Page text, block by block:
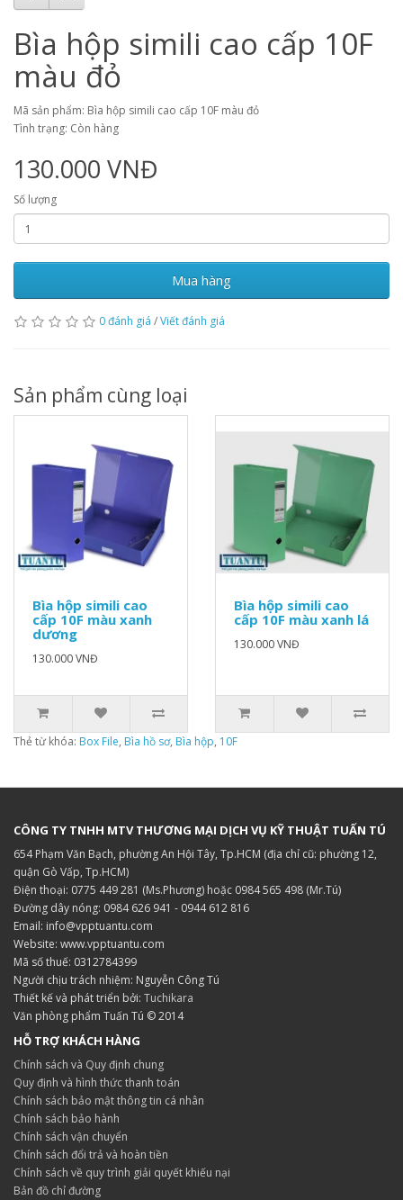
Bìa hộp simili cao cấp 10F
màu đỏ
Mã sản phẩm: Bìa hộp simili cao cấp 10F màu đỏ
Tình trạng: Còn hàng
130.000 VNĐ
Số lượng
Mua hàng
0 đánh giá /Viết đánh giá
Sản phẩm cùng loại
Bìa hộp simili cao
cấp 10F màu xanh
dương
130.000 VNĐ
Bìa hộp simili cao
cấp 10F màu xanh lá
130.000 VNĐ
Thẻ từ khóa: Box File, Bìa hồ sơ, Bìa hộp, 10F
CÔNG TY TNHH MTV THƯƠNG MẠI DỊCH VỤ KỸ THUẬT TUẤN TÚ
654 Phạm Văn Bạch, phường An Hội Tây, Tp.HCM (địa chỉ cũ: phường 12,
quận Gò Vấp, Tp.HCM)
Điện thoại: 0775 449 281 (Ms.Phương) hoặc 0984 565 498 (Mr.Tú)
Đường dây nóng: 0984 626 941 - 0944 612 816
Email: info@vpptuantu.com
Website: www.vpptuantu.com
Mã số thuế: 0312784399
Người chịu trách nhiệm: Nguyễn Công Tú
Thiết kế và phát triển bởi: Tuchikara
Văn phòng phẩm Tuấn Tú © 2014
HỖ TRỢ KHÁCH HÀNG
Chính sách và Quy định chung
Quy định và hình thức thanh toán
Chính sách bảo mật thông tin cá nhân
Chính sách bảo hành
Chính sách vận chuyển
Chính sách đổi trả và hoàn tiền
Chính sách về quy trình giải quyết khiếu nại
Bản đồ chỉ đường